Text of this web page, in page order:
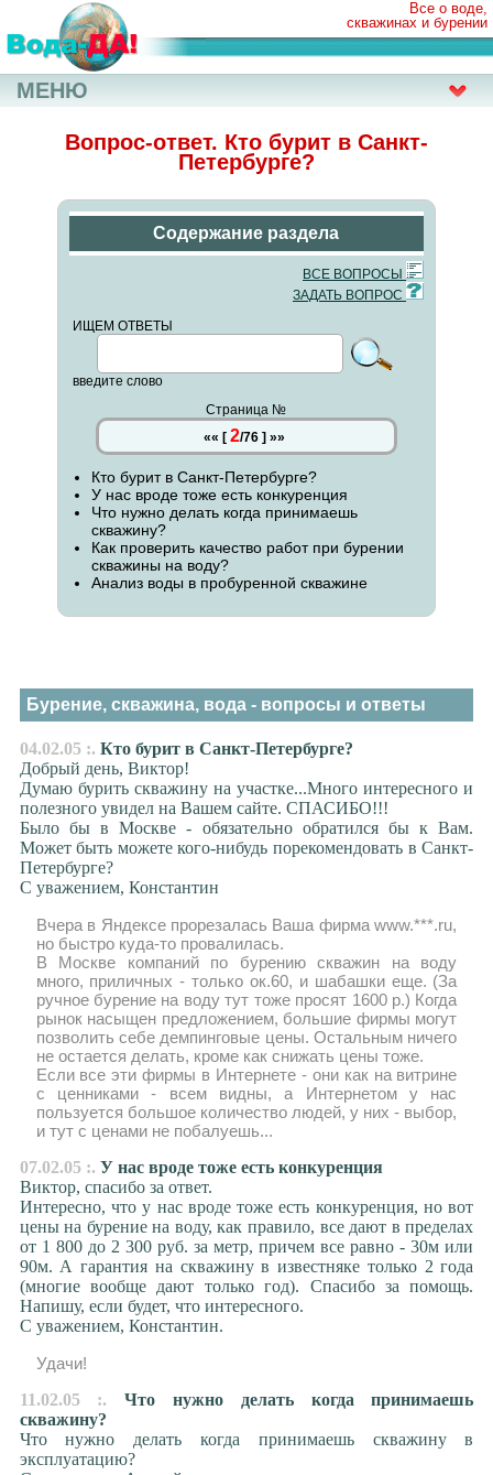
Все о воде,
скважинах и бурении
Вопрос-ответ. Кто бурит в Санкт-
Петербурге?
Содержание раздела
ВСЕ ВОПРОСЫ
ЗАДАТЬ ВОПРОС
ИЩЕМ ОТВЕТЫ
введите слово
Страница №
«« [2/76 ]»»
Кто бурит в Санкт-Петербурге?
У нас вроде тоже есть конкуренция
Что нужно делать когда принимаешь
скважину?
Как проверить качество работ при бурении
скважины на воду?
Анализ воды в пробуренной скважине
Бурение, скважина, вода - вопросы и ответы
04.02.05 :. Кто бурит в Санкт-Петербурге?
Добрый день, Виктор!
Думаю бурить скважину на участке...Много интересного и
полезного увидел на Вашем сайте. СПАСИБО!!!
Было бы в Москве - обязательно обратился бы к Вам.
Может быть можете кого-нибудь порекомендовать в Санкт-
Петербурге?
С уважением, Константин
Вчера в Яндексе прорезалась Ваша фирма www.***.ru,
но быстро куда-то провалилась.
В Москве компаний по бурению скважин на воду
много, приличных - только ок.60, и шабашки еще. (За
ручное бурение на воду тут тоже просят 1600 р.) Когда
рынок насыщен предложением, большие фирмы могут
позволить себе демпинговые цены. Остальным ничего
не остается делать, кроме как снижать цены тоже.
Если все эти фирмы в Интернете - они как на витрине
с ценниками - всем видны, а Интернетом у нас
пользуется большое количество людей, у них - выбор,
и тут с ценами не побалуешь...
07.02.05 :. У нас вроде тоже есть конкуренция
Виктор, спасибо за ответ.
Интересно, что у нас вроде тоже есть конкуренция, но вот
цены на бурение на воду, как правило, все дают в пределах
от 1 800 до 2 300 руб. за метр, причем все равно - 30м или
90м. А гарантия на скважину в известняке только 2 года
(многие вообще дают только год). Cпасибо за помощь.
Напишу, если будет, что интересного.
С уважением, Константин.
Удачи!
11.02.05 :. Что нужно делать когда принимаешь
скважину?
Что нужно делать когда принимаешь скважину в
эксплуатацию?
МЕНЮ